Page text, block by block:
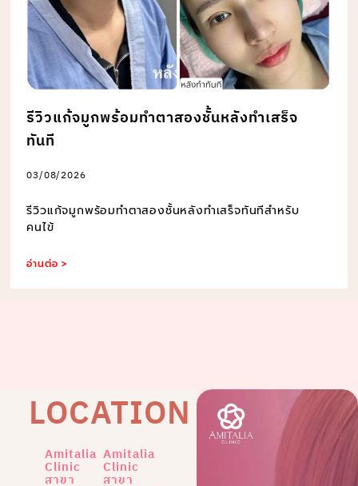
รีวิวแก้จมูกพร้อมทำตาสองชั้นหลังทำเสร็จ
ทันที
03/08/2026
รีวิวแก้จมูกพร้อมทำตาสองชั้นหลังทำเสร็จทันทีสำหรับ
คนไข้
อ่านต่อ >
LOCATION
Amitalia
Clinic
สาขา
Amitalia
Clinic
สาขา